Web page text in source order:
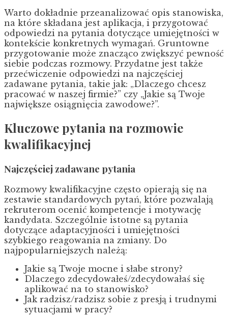
Warto dokładnie przeanalizować opis stanowiska,
na które składana jest aplikacja, i przygotować
odpowiedzi na pytania dotyczące umiejętności w
kontekście konkretnych wymagań. Gruntowne
przygotowanie może znacząco zwiększyć pewność
siebie podczas rozmowy. Przydatne jest także
przećwiczenie odpowiedzi na najczęściej
zadawane pytania, takie jak: „Dlaczego chcesz
pracować w naszej firmie?” czy „Jakie są Twoje
największe osiągnięcia zawodowe?”.
Kluczowe pytania na rozmowie
kwalifikacyjnej
Najczęściej zadawane pytania
Rozmowy kwalifikacyjne często opierają się na
zestawie standardowych pytań, które pozwalają
rekruterom ocenić kompetencje i motywację
kandydata. Szczególnie istotne są pytania
dotyczące adaptacyjności i umiejętności
szybkiego reagowania na zmiany. Do
najpopularniejszych należą:
Jakie są Twoje mocne i słabe strony?
Dlaczego zdecydowałeś/zdecydowałaś się
aplikować na to stanowisko?
Jak radzisz/radzisz sobie z presją i trudnymi
sytuacjami w pracy?